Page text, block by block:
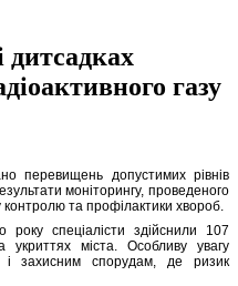
газу
перевищень допустимих рівнів
моніторингу, проведеного
та профілактики хвороб.
року спеціалісти здійснили 107
міста. Особливу увагу
і захисним спорудам, де ризик